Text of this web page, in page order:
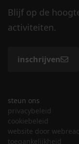
Blijf op de
activiteiten.
inschrijven
steun ons
privacybeleid
cookiebeleid
website door
toegankelijkheid